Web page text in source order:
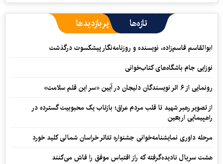
تازه‌ها پربازدیدها
ابوالقاسم قاسم‌زاده، نویسنده و روزنامه‌نگار پیشکسوت درگذشت
نوزایی جام باشگاه‌های کتاب‌خوانی
رونمایی از ۶ اثر نویسندگان دلیجان در آیین «سر این قلم سلامت»
از تصویر رهبر شهید تا قلب مردم عراق؛ بازتاب یک محبوبیت گسترده در
راهپیمایی اربعین
مرحله داوری نمایشنامه‌خوانی جشنواره تئاتر خراسان شمالی کلید خورد
هشت سریال نادیده‌گرفته که راز اقتباس موفق را فاش می‌کنند